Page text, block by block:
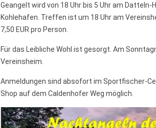
Geangelt wird von 18 Uhr bis 5 Uhr am
Kohlehafen. Treffen ist um 18 Uhr am
7,50 EUR pro Person.
Für das Leibliche Wohl ist gesorgt. Am
Vereinsheim.
Anmeldungen sind absofort im Sportfischer-
Shop auf dem Caldenhofer Weg möglich.